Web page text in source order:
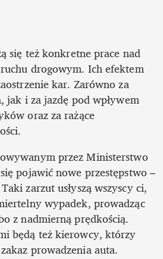
się też konkretne prace nad
drogowym. Ich efektem
kar. Zarówno za
jak i za jazdę pod wpływem
oraz za rażące
przez Ministerstwo
pojawić nowe przestępstwo –
zarzut usłyszą wszyscy ci,
wypadek, prowadząc
z nadmierną prędkością.
będą też kierowcy, którzy
prowadzenia auta.